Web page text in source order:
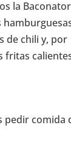
la
de chili y, por
fritas
pedir comida